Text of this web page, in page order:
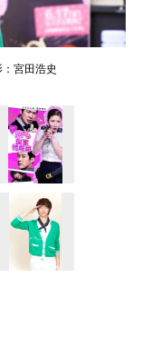
：宮田浩史